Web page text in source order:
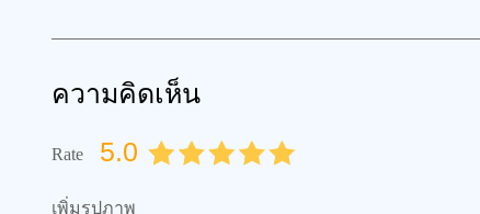
ความคิดเห็น
Rate 5.0 4.5
4.0
3.5
3.0
2.5
2.0
1.5
1.0
0.5
เพิ่มรูปภาพ